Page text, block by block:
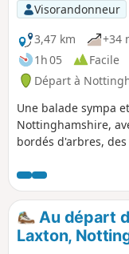
Visorandonneur
3,47 km
+34
1h 05
Facile
Départ à
Une balade sympa
Nottinghamshire,
bordés d'arbres,
Au départ
Laxton,